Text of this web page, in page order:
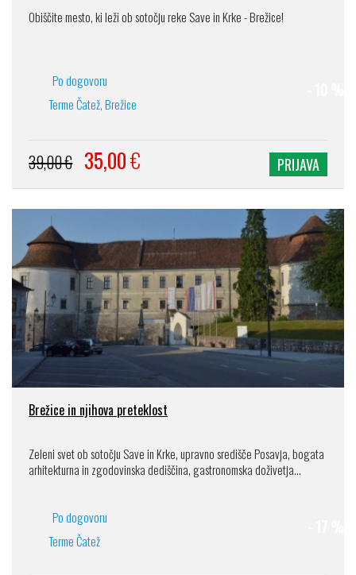
Obiščite mesto, ki leži ob sotočju reke Save in Krke - Brežice!
Po dogovoru
Terme Čatež, Brežice
39,00 € 35,00€ PRIJAVA
Brežice in njihova preteklost
Zeleni svet ob sotočju Save in Krke, upravno središče Posavja, bogata
arhitekturna in zgodovinska dediščina, gastronomska doživetja...
Po dogovoru
Terme Čatež